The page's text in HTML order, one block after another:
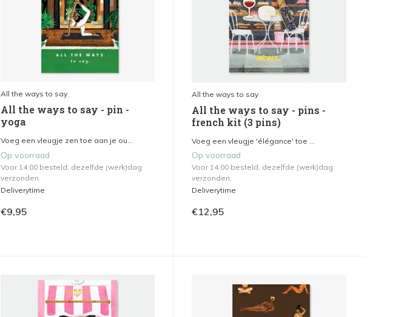
All the ways to say
All the ways to say - pin -
yoga
Voeg een vleugje zen toe aan je ou...
Op voorraad
Voor 14.00 besteld, dezelfde (werk)dag
verzonden.
Deliverytime
€9,95
All the ways to say
All the ways to say - pins -
french kit (3 pins)
Voeg een vleugje 'élégance' toe ...
Op voorraad
Voor 14.00 besteld, dezelfde (werk)dag
verzonden.
Deliverytime
€12,95